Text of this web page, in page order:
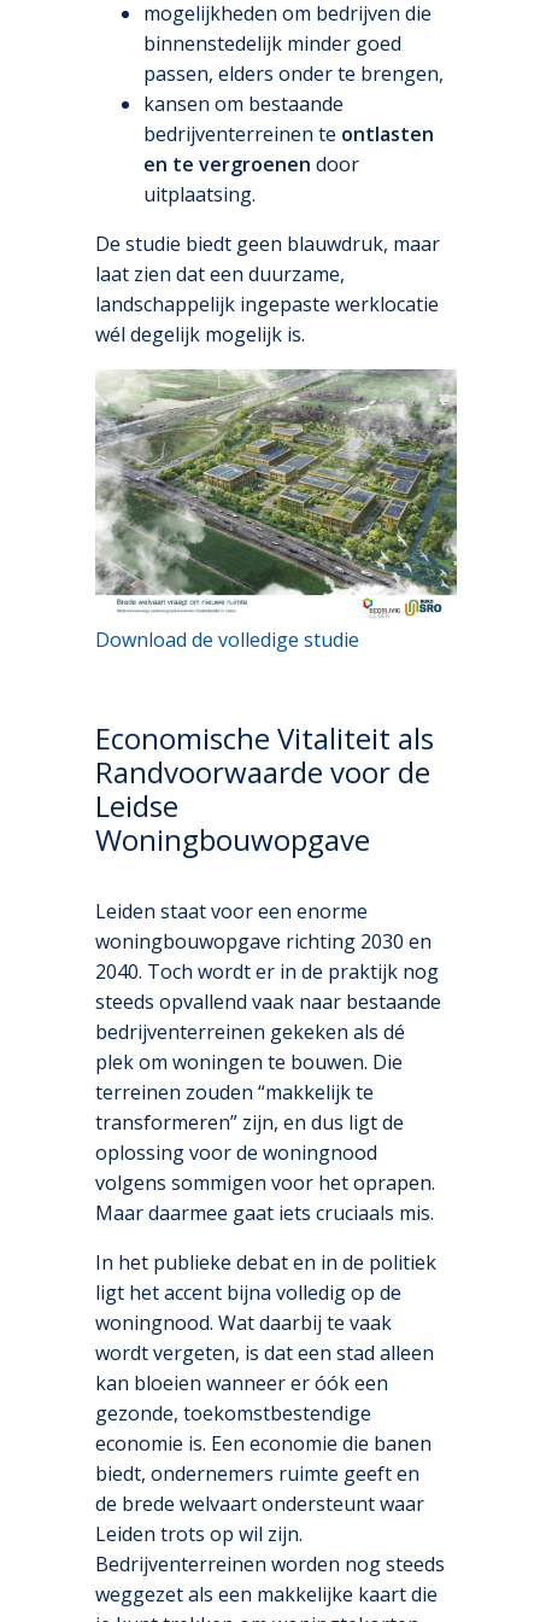
mogelijkheden om bedrijven die
binnenstedelijk minder goed
passen, elders onder te brengen,
kansen om bestaande
bedrijventerreinen te ontlasten
en te vergroenen door
uitplaatsing.
De studie biedt geen blauwdruk, maar
laat zien dat een duurzame,
landschappelijk ingepaste werklocatie
wél degelijk mogelijk is.
Download de volledige studie
Economische Vitaliteit als
Randvoorwaarde voor de
Leidse
Woningbouwopgave
Leiden staat voor een enorme
woningbouwopgave richting 2030 en
2040. Toch wordt er in de praktijk nog
steeds opvallend vaak naar bestaande
bedrijventerreinen gekeken als dé
plek om woningen te bouwen. Die
terreinen zouden “makkelijk te
transformeren” zijn, en dus ligt de
oplossing voor de woningnood
volgens sommigen voor het oprapen.
Maar daarmee gaat iets cruciaals mis.
In het publieke debat en in de politiek
ligt het accent bijna volledig op de
woningnood. Wat daarbij te vaak
wordt vergeten, is dat een stad alleen
kan bloeien wanneer er óók een
gezonde, toekomstbestendige
economie is. Een economie die banen
biedt, ondernemers ruimte geeft en
de brede welvaart ondersteunt waar
Leiden trots op wil zijn.
Bedrijventerreinen worden nog steeds
weggezet als een makkelijke kaart die